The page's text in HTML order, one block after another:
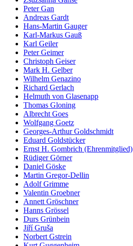
Peter Gan
Andreas Gardt
Hans-Martin Gauger
Karl-Markus Gauß
Karl Geiler
Peter Geimer
Christoph Geiser
Mark H. Gelber
Wilhelm Genazino
Richard Gerlach
Helmuth von Glasenapp
Thomas Gloning
Albrecht Goes
Wolfgang Goetz
Georges-Arthur Goldschmidt
Eduard Goldstücker
Ernst H. Gombrich (Ehrenmitglied)
Rüdiger Görner
Daniel Göske
Martin Gregor-Dellin
Adolf Grimme
Valentin Groebner
Annett Gröschner
Hanns Grössel
Durs Grünbein
Jiří Gruša
Norbert Gstrein